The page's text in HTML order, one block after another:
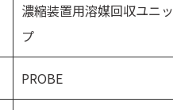
濃縮装置用溶媒回収ユニ
プ
PROBE